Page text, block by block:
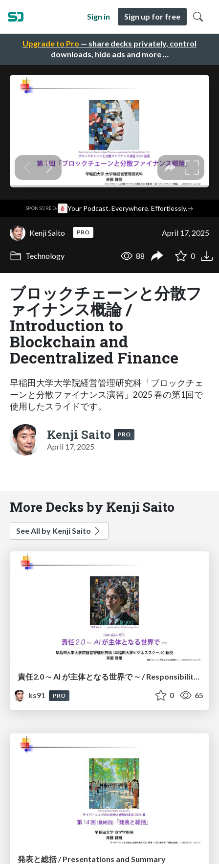
Upgrade to Pro — share decks privately, control
downloads, hide ads and more …
Sign in Sign up for free
SPONSORED· Your Podcast. Everywhere. Effortlessly.→
Kenji Saito PRO April 17, 2025
Technology 88 0
ブロックチェーンと分散フ
ァイナンス概論 /
Introduction to
Blockchain and
Decentralized Finance
早稲田大学大学院経営管理研究科「ブロックチェ
ーンと分散ファイナンス演習」2025 春の第1回で
使用したスライドです。
Kenji Saito PRO
April 17, 2025
More Decks by Kenji Saito
See All by Kenji Saito
責任2.0 ∼ AI が主体となる世界で ∼ / Responsibility 2.0: In a World Where AI Takes Responsibilities
ks91
PRO 0 65
発表と総括 / Presentations and Summary